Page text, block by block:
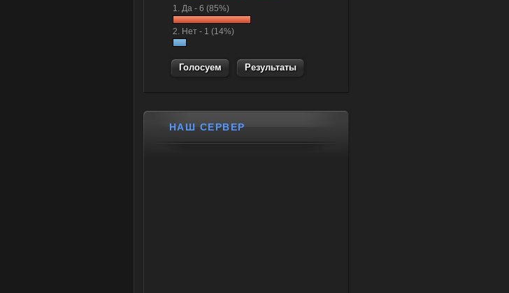
1. Да - 6 (85%)
2. Нет - 1 (14%)
Результаты
НАШ СЕРВЕР